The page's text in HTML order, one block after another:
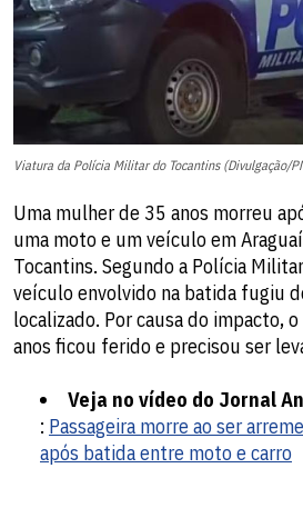
Viatura da Polícia Militar do Tocantins (Divulgação/
Uma mulher de 35 anos morreu
uma moto e um veículo em
Tocantins. Segundo a Polícia
veículo envolvido na batida fugiu
localizado. Por causa do impacto,
anos ficou ferido e precisou ser
Veja no vídeo do Jornal
: Passageira morre ao ser
após batida entre moto e carro